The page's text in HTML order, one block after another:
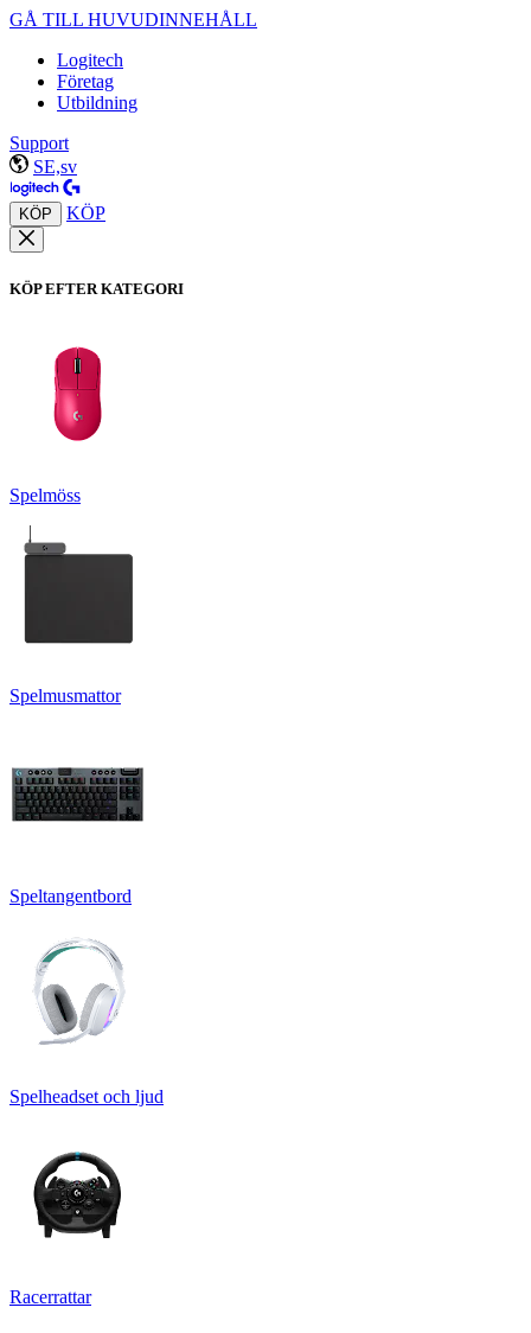
GÅ TILL HUVUDINNEHÅLL
Logitech
Företag
Utbildning
Support
SE,sv
KÖP KÖP
KÖP EFTER KATEGORI
Spelmöss
Spelmusmattor
Speltangentbord
Spelheadset och ljud
Racerrattar